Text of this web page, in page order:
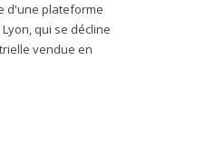
d'une plateforme
qui se décline
vendue en